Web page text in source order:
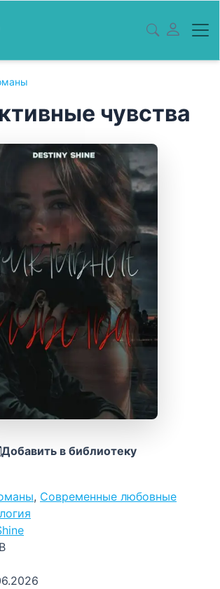
чувства
Добавить в библиотеку
, Современные любовные